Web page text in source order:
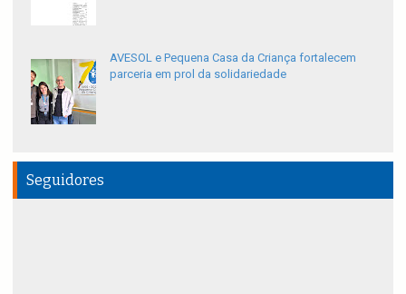
AVESOL e Pequena Casa da Criança fortalecem
parceria em prol da solidariedade
Seguidores